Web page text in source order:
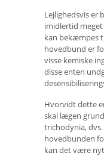
Lejlighedsvis er
imidlertid meget
kan bekæmpes
hovedbund er
visse kemiske
disse enten
Hvorvidt dette
skal lægen
trichodynia,
hovedbunden
kan det være